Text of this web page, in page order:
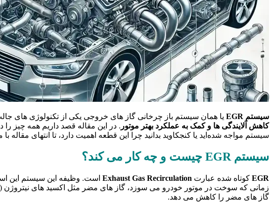
سیستم EGR
یا همان سیستم باز چرخانی گاز های خروجی یکی از تکنولوژی‌
کاهش آلایندگی‌ ها و کمک به عملکرد بهتر موتور . در این مقاله قصد داریم همه چیز
سیستم مواجه شده‌اید یا کنجکاوید بدانید چرا این قطعه اهمیت دارد، تا انتهای مقاله با
سیستم EGR چیست و چه کار می ‌کند؟
EGR کوتاه شده عبارت Exhaust Gas Recirculation است. وظیفه این سیستم این
گاز های مضر را کاهش می ‌دهد.